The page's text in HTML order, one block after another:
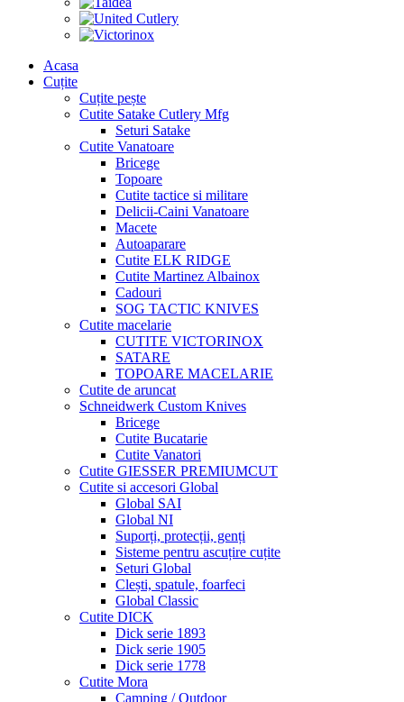
Acasa
Cuțite
Cuțite pește
Cutite Satake Cutlery Mfg
Seturi Satake
Cutite Vanatoare
Bricege
Topoare
Cutite tactice si militare
Delicii-Caini Vanatoare
Macete
Autoaparare
Cutite ELK RIDGE
Cutite Martinez Albainox
Cadouri
SOG TACTIC KNIVES
Cutite macelarie
CUTITE VICTORINOX
SATARE
TOPOARE MACELARIE
Cutite de aruncat
Schneidwerk Custom Knives
Bricege
Cutite Bucatarie
Cutite Vanatori
Cutite GIESSER PREMIUMCUT
Cutite si accesori Global
Global SAI
Global NI
Suporți, protecții, genți
Sisteme pentru ascuțire cuțite
Seturi Global
Clești, spatule, foarfeci
Global Classic
Cutite DICK
Dick serie 1893
Dick serie 1905
Dick serie 1778
Cutite Mora
Camping / Outdoor